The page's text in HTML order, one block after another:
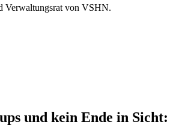
Verwaltungsrat von VSHN.
und kein Ende in Sicht: